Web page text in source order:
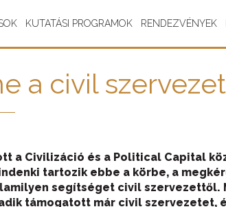
KUTATÁSI PROGRAMOK RENDEZVÉNYEK
a civil
a Civilizáció és a Political Capital
tartozik ebbe a körbe, a
segítséget civil szervezettől.
támogatott már civil szervezetet,